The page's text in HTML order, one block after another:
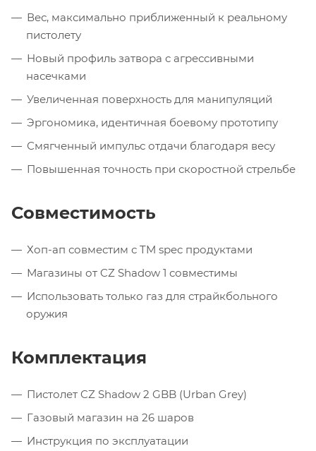
Вес, максимально приближенный к реальному
пистолету
Новый профиль затвора с агрессивными
насечками
Увеличенная поверхность для манипуляций
Эргономика, идентичная боевому прототипу
Смягченный импульс отдачи благодаря весу
Повышенная точность при скоростной стрельбе
Совместимость
Хоп-ап совместим с TM spec продуктами
Магазины от CZ Shadow 1 совместимы
Использовать только газ для страйкбольного
оружия
Комплектация
Пистолет CZ Shadow 2 GBB (Urban Grey)
Газовый магазин на 26 шаров
Инструкция по эксплуатации